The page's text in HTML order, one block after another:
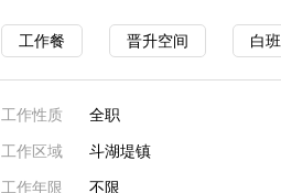
工作餐 晋升空间 白班
工作性质 全职
工作区域 斗湖堤镇
工作年限 不限